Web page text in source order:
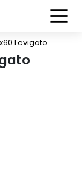
Levigato